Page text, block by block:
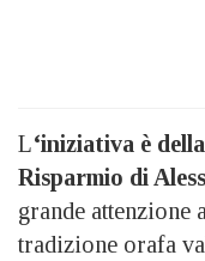
L‘iniziativa è
Risparmio di
grande
tradizione orafa